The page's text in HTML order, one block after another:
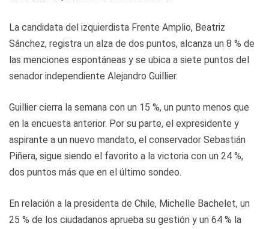
La candidata del izquierdista Frente Amplio, Beatriz
Sánchez, registra un alza de dos puntos, alcanza un 8 % de
las menciones espontáneas y se ubica a siete puntos del
senador independiente Alejandro Guillier.
Guillier cierra la semana con un 15 %, un punto menos que
en la encuesta anterior. Por su parte, el expresidente y
aspirante a un nuevo mandato, el conservador Sebastián
Piñera, sigue siendo el favorito a la victoria con un 24 %,
dos puntos más que en el último sondeo.
En relación a la presidenta de Chile, Michelle Bachelet, un
25 % de los ciudadanos aprueba su gestión y un 64 % la